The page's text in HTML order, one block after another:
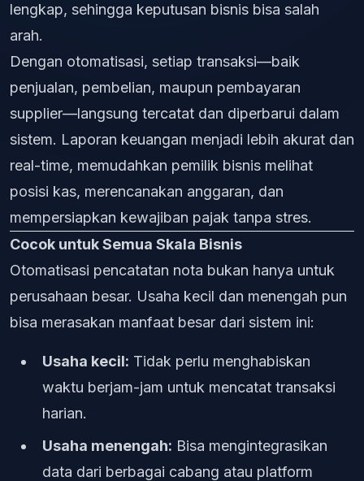
lengkap, sehingga keputusan bisnis bisa salah
arah.
Dengan otomatisasi, setiap transaksi—baik
penjualan, pembelian, maupun pembayaran
supplier—langsung tercatat dan diperbarui dalam
sistem. Laporan keuangan menjadi lebih akurat dan
real-time, memudahkan pemilik bisnis melihat
posisi kas, merencanakan anggaran, dan
mempersiapkan kewajiban pajak tanpa stres.
Cocok untuk Semua Skala Bisnis
Otomatisasi pencatatan nota bukan hanya untuk
perusahaan besar. Usaha kecil dan menengah pun
bisa merasakan manfaat besar dari sistem ini:
Usaha kecil: Tidak perlu menghabiskan
waktu berjam-jam untuk mencatat transaksi
harian.
Usaha menengah: Bisa mengintegrasikan
data dari berbagai cabang atau platform